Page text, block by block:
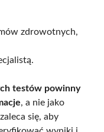
zdrowotnych,
testów powinny
, a nie jako
się, aby